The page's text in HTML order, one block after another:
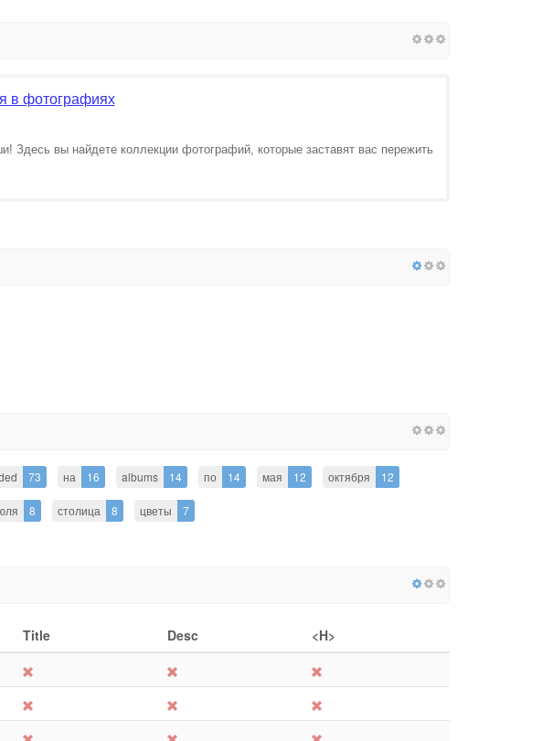
в фотографиях
Здесь вы найдете коллекции фотографий, которые заставят вас пережить
73 на 16 albums 14 по 14 мая 12 октября 12
8 столица 8 цветы 7
Title Desc
<H>